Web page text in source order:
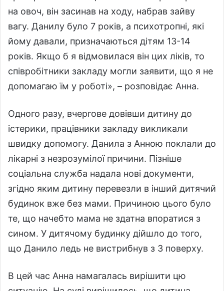
на овоч, він засинав на ходу, набрав зайву
вагу. Данилу було 7 років, а психотропні, які
йому давали, призначаються дітям 13-14
років. Якщо б я відмовилася він цих ліків, то
співробітники закладу могли заявити, що я не
допомагаю їм у роботі», – розповідає Анна.
Одного разу, вчергове довівши дитину до
істерики, працівники закладу викликали
швидку допомогу. Данила з Анною поклали до
лікарні з незрозумілої причини. Пізніше
соціальна служба надала нові документи,
згідно яким дитину перевезли в інший дитячий
будинок вже без мами. Причиною цього було
те, що начебто мама не здатна впоратися з
сином. У дитячому будинку дійшло до того,
що Данило ледь не вистрибнув з 3 поверху.
В цей час Анна намагалась вирішити цю